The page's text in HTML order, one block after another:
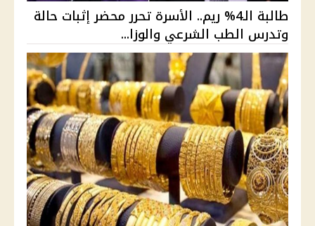
طالبة الـ4% ريم.. الأسرة تحرر محضر إثبات حالة
وتدرس الطب الشرعي والوزا...